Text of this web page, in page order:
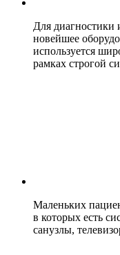
Для диагностики
новейшее
используется
рамках строгой
Маленьких
в которых есть
санузлы,